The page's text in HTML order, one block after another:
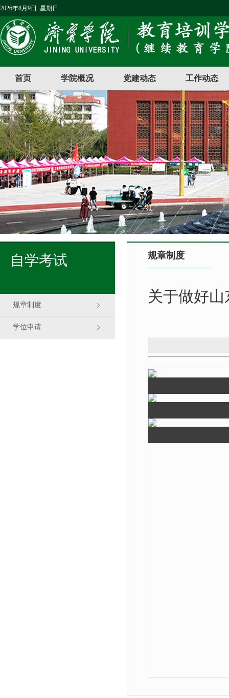
2026年8月9日 星期日
首页 学院概况 党建动态 工作动态
自学考试
规章制度
学位申请
规章制度
关于做好